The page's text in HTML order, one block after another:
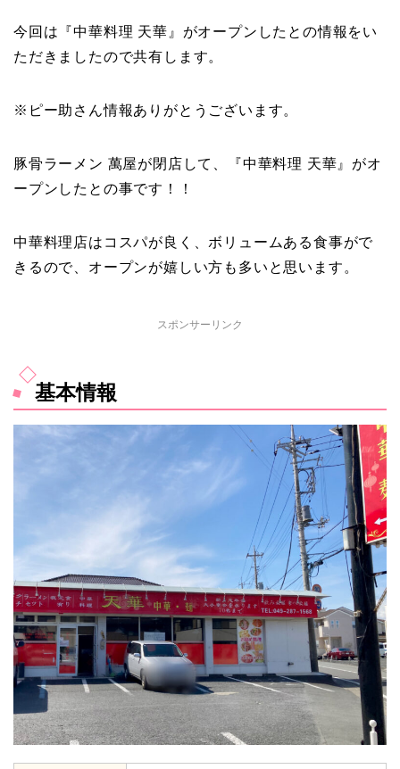
今回は『中華料理 天華』がオープンしたとの情報をい
ただきましたので共有します。
※ピー助さん情報ありがとうございます。
豚骨ラーメン 萬屋が閉店して、『中華料理 天華』がオ
ープンしたとの事です！！
中華料理店はコスパが良く、ボリュームある食事がで
きるので、オープンが嬉しい方も多いと思います。
スポンサーリンク
基本情報